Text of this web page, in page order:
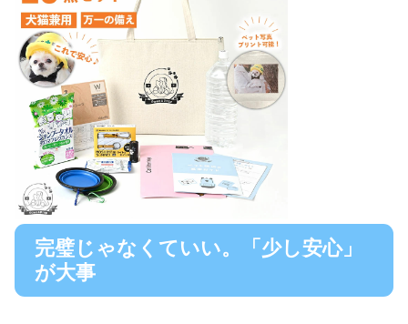
完璧じゃなくていい。「少し安心」
が大事